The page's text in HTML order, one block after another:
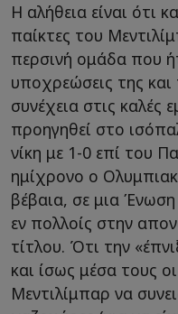
Η αλήθεια είναι ότι
παίκτες του
περσινή ομάδα που
υποχρεώσεις της
συνέχεια στις καλές
προηγηθεί στο
νίκη με 1-0 επί του
ημίχρονο ο
βέβαια, σε μια
εν πολλοίς στην
τίτλου. Ότι την
και ίσως μέσα τους
Μεντιλίμπαρ να